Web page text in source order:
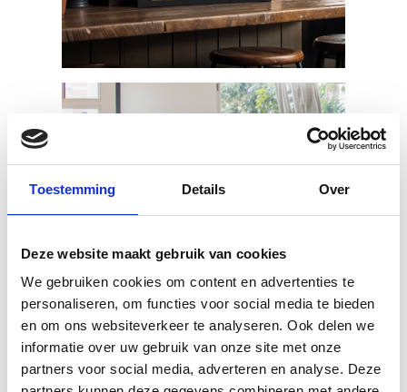
Toestemming Details Over
Deze website maakt gebruik van cookies
We gebruiken cookies om content en advertenties te
personaliseren, om functies voor social media te bieden
en om ons websiteverkeer te analyseren. Ook delen we
informatie over uw gebruik van onze site met onze
partners voor social media, adverteren en analyse. Deze